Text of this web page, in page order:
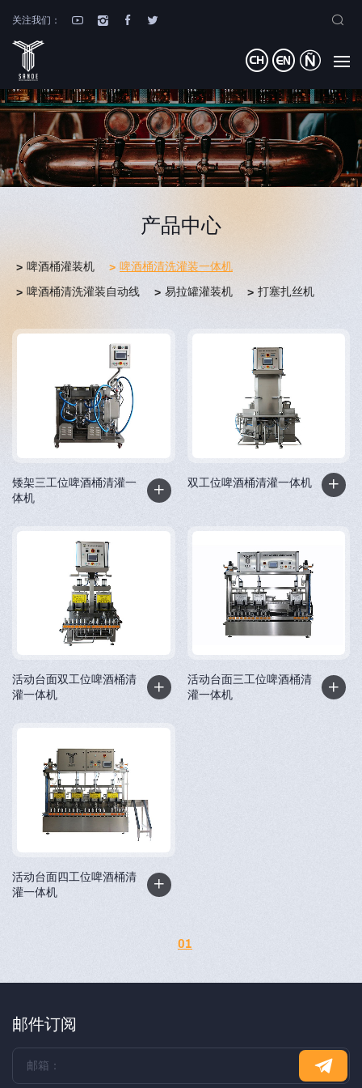
关注我们：
产品中心
啤酒桶灌装机
啤酒桶清洗灌装一体机
啤酒桶清洗灌装自动线
易拉罐灌装机 打塞扎丝机
矮架三工位啤酒桶清灌一
体机
双工位啤酒桶清灌一体机
活动台面双工位啤酒桶清
灌一体机
活动台面三工位啤酒桶清
灌一体机
活动台面四工位啤酒桶清
灌一体机
01
邮件订阅